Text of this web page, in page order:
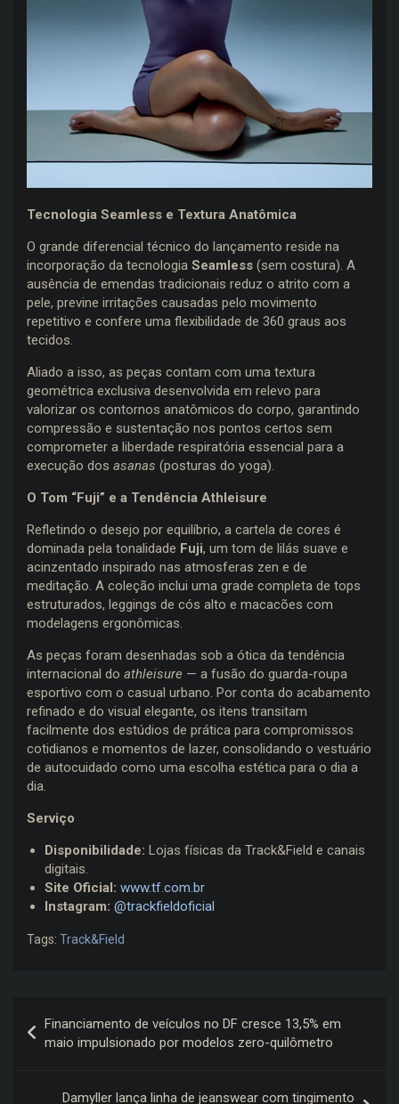
Tecnologia Seamless e Textura Anatômica
O grande diferencial técnico do lançamento reside na
incorporação da tecnologia Seamless (sem costura). A
ausência de emendas tradicionais reduz o atrito com a
pele, previne irritações causadas pelo movimento
repetitivo e confere uma flexibilidade de 360 graus aos
tecidos.
Aliado a isso, as peças contam com uma textura
geométrica exclusiva desenvolvida em relevo para
valorizar os contornos anatômicos do corpo, garantindo
compressão e sustentação nos pontos certos sem
comprometer a liberdade respiratória essencial para a
execução dos asanas (posturas do yoga).
O Tom “Fuji” e a Tendência Athleisure
Refletindo o desejo por equilíbrio, a cartela de cores é
dominada pela tonalidade Fuji, um tom de lilás suave e
acinzentado inspirado nas atmosferas zen e de
meditação. A coleção inclui uma grade completa de tops
estruturados, leggings de cós alto e macacões com
modelagens ergonômicas.
As peças foram desenhadas sob a ótica da tendência
internacional do athleisure — a fusão do guarda-roupa
esportivo com o casual urbano. Por conta do acabamento
refinado e do visual elegante, os itens transitam
facilmente dos estúdios de prática para compromissos
cotidianos e momentos de lazer, consolidando o vestuário
de autocuidado como uma escolha estética para o dia a
dia.
Serviço
Disponibilidade: Lojas físicas da Track&Field e canais
digitais.
Site Oficial: www.tf.com.br
Instagram: @trackfieldoficial
Tags: Track&Field
de
Financiamento de veículos no DF cresce 13,5% em
maio impulsionado por modelos zero-quilômetro
Damyller lança linha de jeanswear com tingimento